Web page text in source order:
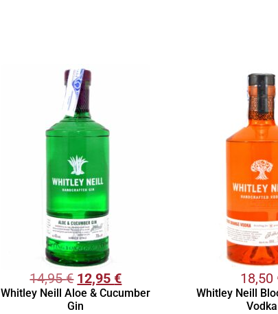
14,95€ 12,95€
Whitley Neill Aloe & Cucumber
Gin
18,50
Whitley Neill
Vodka